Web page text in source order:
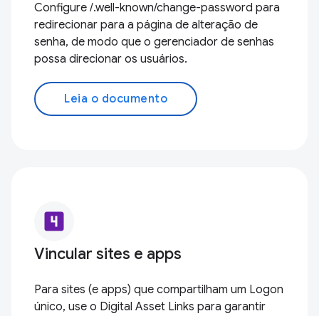
Configure /.well-known/change-password para
redirecionar para a página de alteração de
senha, de modo que o gerenciador de senhas
possa direcionar os usuários.
Leia o documento
looks_4
Vincular sites e apps
Para sites (e apps) que compartilham um Logon
único, use o Digital Asset Links para garantir